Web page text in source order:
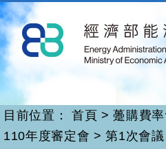
跳
到
主
要
內
再生能源
目前位置： 首頁 > 躉購費
110年度審定會 >第1次會